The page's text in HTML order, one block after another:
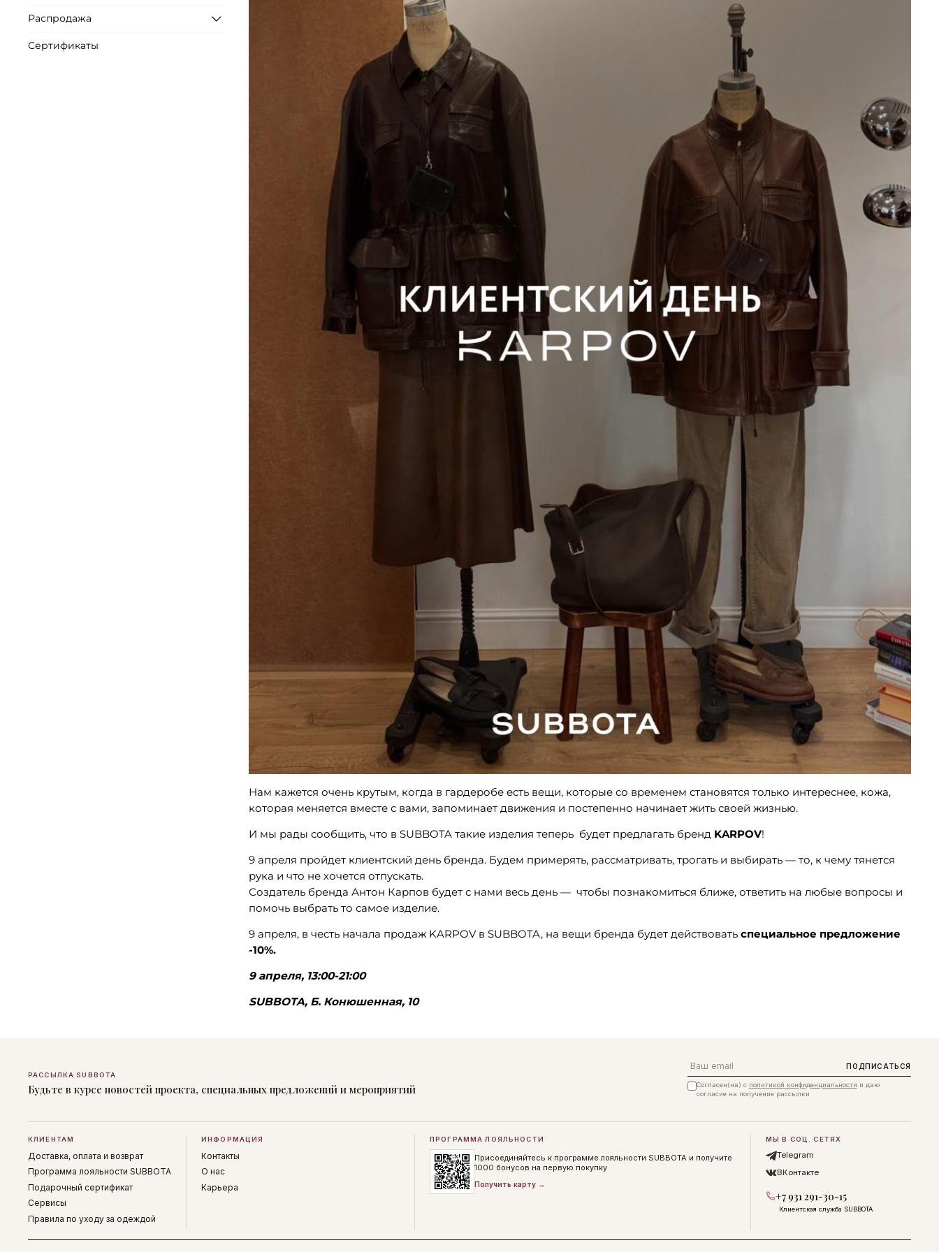
Нам кажется очень крутым, когда в гардеробе есть вещи, которые со временем становятся только интереснее, кожа,
которая меняется вместе с вами, запоминает движения и постепенно начинает жить своей жизнью.
И мы рады сообщить, что в SUBBOTA такие изделия теперь будет предлагать бренд KARPOV!
9 апреля пройдет клиентский день бренда. Будем примерять, рассматривать, трогать и выбирать — то, к чему тянется
рука и что не хочется отпускать.
Создатель бренда Антон Карпов будет с нами весь день — чтобы познакомиться ближе, ответить на любые вопросы и
помочь выбрать то самое изделие.
9 апреля, в честь начала продаж KARPOV в SUBBOTA, на вещи бренда будет действовать специальное предложение
-10%.
9 апреля, 13:00-21:00
SUBBOTA, Б. Конюшенная, 10
Распродажа
Сертификаты
РАССЫЛКА SUBBOTA
Будьте в курсе новостей проекта, специальных предложений и мероприятий
Email ПОДПИСАТЬСЯ
Согласен(на) с политикой конфиденциальности и даю
согласие на получение рассылки
КЛИЕНТАМ
Доставка, оплата и возврат
Программа лояльности SUBBOTA
Подарочный сертификат
Сервисы
Правила по уходу за одеждой
ИНФОРМАЦИЯ
Контакты
О нас
Карьера
ПРОГРАММА ЛОЯЛЬНОСТИ
Присоединяйтесь к программе лояльности SUBBOTA и получите
1000 бонусов на первую покупку
Получить карту →
МЫ В СОЦ. СЕТЯХ
Telegram
ВКонтакте
+7 931 291-30-15
Клиентская служба SUBBOTA